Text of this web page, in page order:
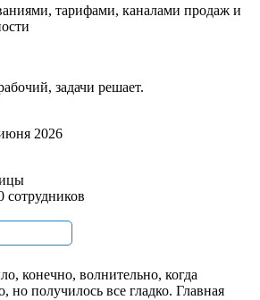
тарифами, каналами продаж и
задачи решает.
2026
сотрудников
конечно, волнительно, когда
но получилось все гладко. Главная